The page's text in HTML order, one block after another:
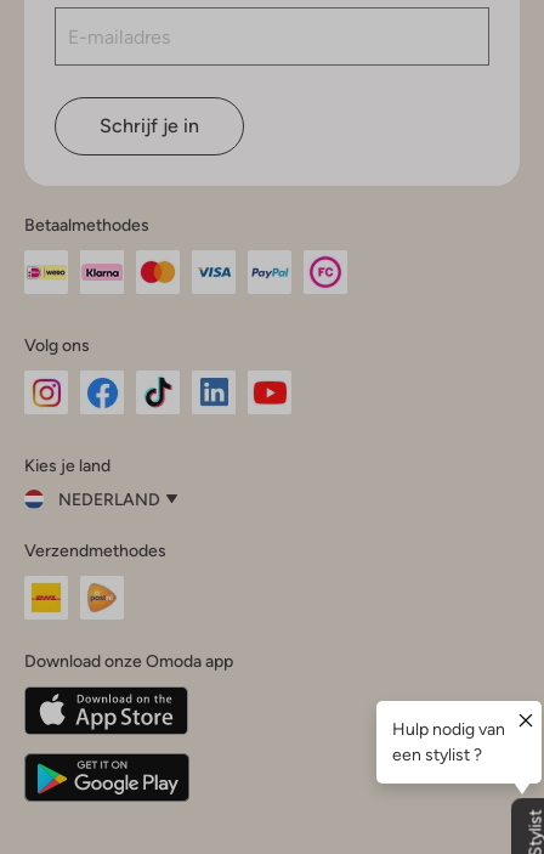
Schrijf je in
Betaalmethodes
Volg ons
InstagramFacebook
Kies je land
NEDERLAND
je
land
Nederland
Belgique(Français)
Deutschland
Verzendmethodes
Download onze Omoda app